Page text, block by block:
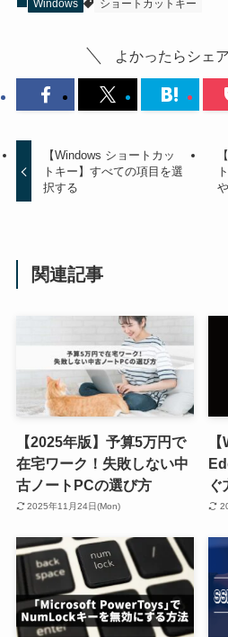
Windows ショートカットキー
よかったらシェ
【Windows ショートカッ
トキー】すべての項目を選
択する
関連記事
【2025年版】予算5万円で
在宅ワーク！失敗しない中
古ノートPCの選び方
2025年11月24日(Mon)
ぐ